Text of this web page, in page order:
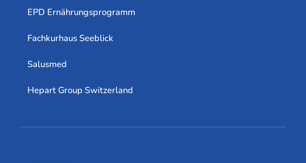
EPD Ernährungsprogramm
Fachkurhaus Seeblick
Salusmed
Hepart Group Switzerland